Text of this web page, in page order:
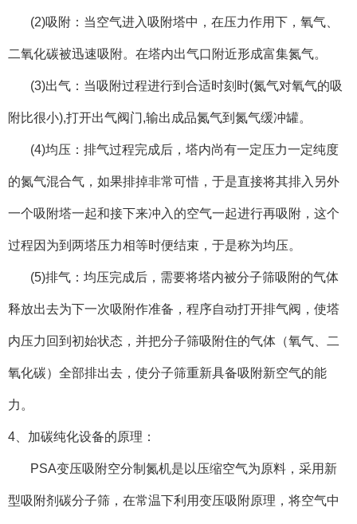
(2)吸附：当空气进入吸附塔中，在压力作用下，氧气、
二氧化碳被迅速吸附。在塔内出气口附近形成富集氮气。
(3)出气：当吸附过程进行到合适时刻时(氮气对氧气的吸
附比很小),打开出气阀门,输出成品氮气到氮气缓冲罐。
(4)均压：排气过程完成后，塔内尚有一定压力一定纯度
的氮气混合气，如果排掉非常可惜，于是直接将其排入另外
一个吸附塔一起和接下来冲入的空气一起进行再吸附，这个
过程因为到两塔压力相等时便结束，于是称为均压。
(5)排气：均压完成后，需要将塔内被分子筛吸附的气体
释放出去为下一次吸附作准备，程序自动打开排气阀，使塔
内压力回到初始状态，并把分子筛吸附住的气体（氧气、二
氧化碳）全部排出去，使分子筛重新具备吸附新空气的能
力。
4、加碳纯化设备的原理：
PSA变压吸附空分制氮机是以压缩空气为原料，采用新
型吸附剂碳分子筛，在常温下利用变压吸附原理，将空气中